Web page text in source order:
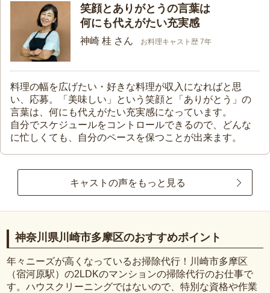
笑顔とありがとうの言葉は
何にも代えがたい充実感
神崎 桂 さん お料理キャスト歴 7年
料理の幅を広げたい・好きな料理が収入になればと思
い、応募。「美味しい」という笑顔と「ありがとう」の
言葉は、何にも代えがたい充実感になっています。
自分でスケジュールをコントロールできるので、どんな
に忙しくても、自分のペースを保つことが出来ます。
キャストの声をもっと見る
神奈川県川崎市多摩区のおすすめポイント
年々ニーズが高くなっているお掃除代行！川崎市多摩区
（宿河原駅）の2LDKのマンションの掃除代行のお仕事で
す。ハウスクリーニングではないので、特別な資格や作業